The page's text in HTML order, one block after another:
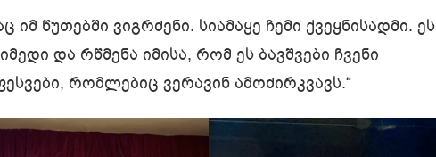
იმ წუთებში ვიგრძენი. სიამაყე ჩემი ქვეყნისადმი. ეს
და რწმენა იმისა, რომ ეს ბავშვები ჩვენი
რომლებიც ვერავინ ამოძირკვავს.“